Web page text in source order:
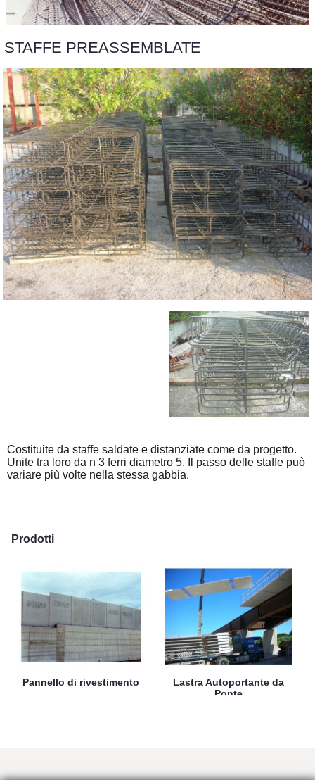
STAFFE PREASSEMBLATE
Costituite da staffe saldate e distanziate come da progetto.
Unite tra loro da n 3 ferri diametro 5. Il passo delle staffe può
variare più volte nella stessa gabbia.
Prodotti
Pannello di rivestimento
Lastra Autoportante da
Ponte